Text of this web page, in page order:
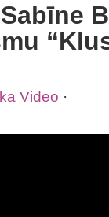
Video ·